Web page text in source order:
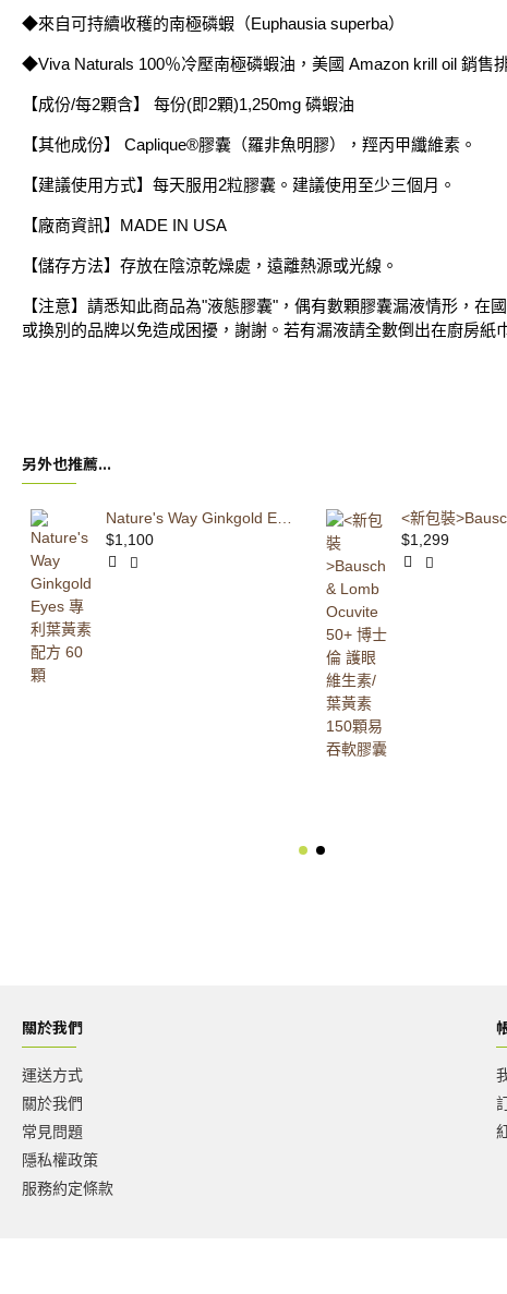
◆來自可持續收穫的南極磷蝦（Euphausia superba）
◆Viva Naturals 100％冷壓南極磷蝦油，美國 Amazon krill oil 銷售
【成份/每2顆含】 每份(即2顆)1,250mg 磷蝦油
【其他成份】 Caplique®膠囊（羅非魚明膠），羥丙甲纖維素。
【建議使用方式】每天服用2粒膠囊。建議使用至少三個月。
【廠商資訊】MADE IN USA
【儲存方法】存放在陰涼乾燥處，遠離熱源或光線。
【注意】請悉知此商品為"液態膠囊"，偶有數顆膠囊漏液情形，
或換別的品牌以免造成困擾，謝謝。若有漏液請全數倒出在廚房
另外也推薦...
Nature's Way Ginkgold Eyes 專利葉黃素配方 60 顆
$1,100
$1,299
關於我們
運送方式
關於我們
常見問題
隱私權政策
服務約定條款